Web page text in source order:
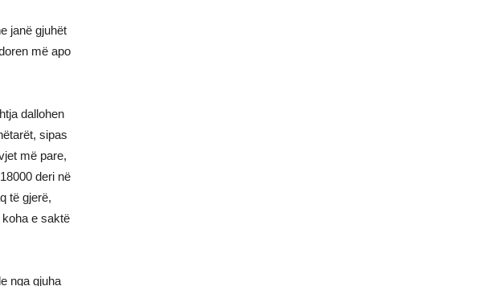
janë gjuhët
më apo
dallohen
sipas
më pare,
deri në
të gjerë,
e saktë
nga gjuha